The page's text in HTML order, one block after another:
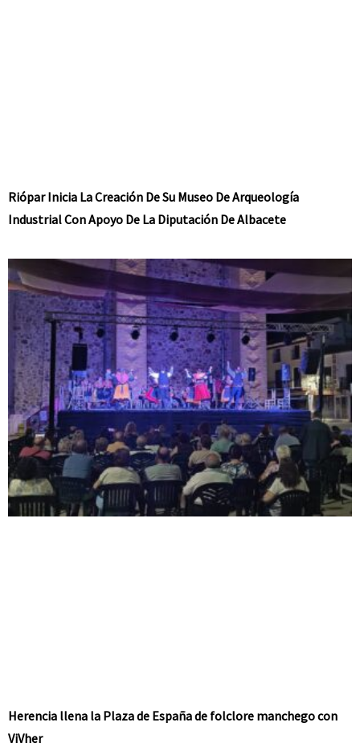
Riópar Inicia La Creación De Su Museo De Arqueología
Industrial Con Apoyo De La Diputación De Albacete
Herencia llena la Plaza de España de folclore manchego con
ViVher